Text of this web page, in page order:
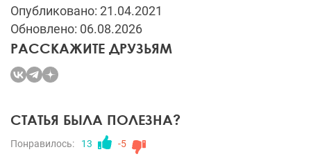
Опубликовано: 21.04.2021
Обновлено: 06.08.2026
РАССКАЖИТЕ ДРУЗЬЯМ
СТАТЬЯ БЫЛА ПОЛЕЗНА?
Понравилось: 13 -5